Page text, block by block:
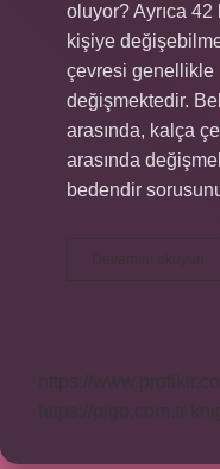
oluyor? Ayrıca
kişiye
çevresi genellikle
değişmektedir.
arasında, kalça
arasında
bedendir
Devamını okuyun
https://
https://pigo.com.tr